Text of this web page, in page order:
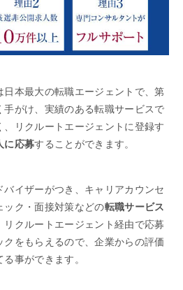
日本最大の転職エージェントで、第
がけ、実績のある転職サービスで
リクルートエージェントに登録す
に応募することができます。
イザーがつき、キャリアカウンセ
ック・面接対策などの転職サービス
クルートエージェント経由で応募
をもらえるので、企業からの評価
事ができます。